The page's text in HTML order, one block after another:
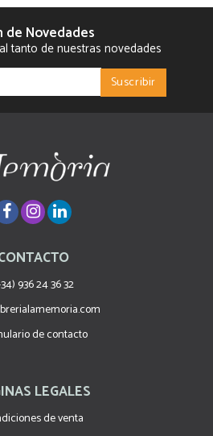
de Novedades
tanto de nuestras novedades
936 24 36 32
de contacto
LEGALES
de venta